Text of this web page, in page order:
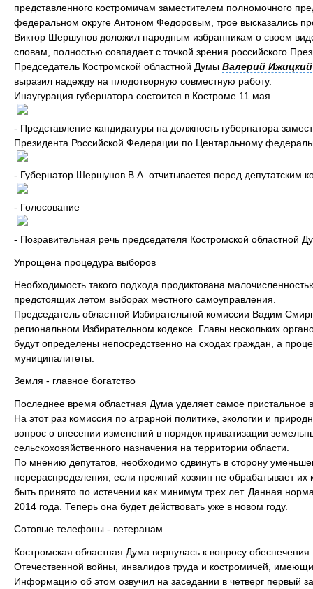
представленного костромичам заместителем полномочного
федеральном округе Антоном Федоровым, трое высказались
Виктор Шершунов доложил народным избранникам о своем
словам, полностью совпадает с точкой зрения российского
Председатель Костромской областной Думы Валерий Ижицкий
выразил надежду на плодотворную совместную работу.
Инаугурация губернатора состоится в Костроме 11 мая.
- Представление кандидатуры на должность губернатора
Президента Российской Федерации по Центарльному
- Губернатор Шершунов В.А. отчитывается перед депутатским
- Голосование
- Позравительная речь председателя Костромской областной
Упрощена процедура выборов
Необходимость такого подхода продиктована
предстоящих летом выборах местного самоуправления.
Председатель областной Избирательной комиссии Вадим
региональном Избирательном кодексе. Главы нескольких
будут определены непосредственно на сходах граждан, а
муниципалитеты.
Земля - главное богатство
Последнее время областная Дума уделяет самое пристальное
На этот раз комиссия по аграрной политике, экологии и
вопрос о внесении изменений в порядок приватизации
сельскохозяйственного назначения на территории области.
По мнению депутатов, необходимо сдвинуть в сторону
перераспределения, если прежний хозяин не обрабатывает их
быть принято по истечении как минимум трех лет. Данная
2014 года. Теперь она будет действовать уже в новом году.
Сотовые телефоны - ветеранам
Костромская областная Дума вернулась к вопросу
Отечественной войны, инвалидов труда и костромичей,
Информацию об этом озвучил на заседании в четверг первый